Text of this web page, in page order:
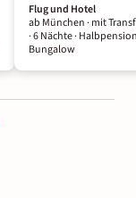
Flug und Hotel
ab München ·mit
·6 Nächte·
Bungalow